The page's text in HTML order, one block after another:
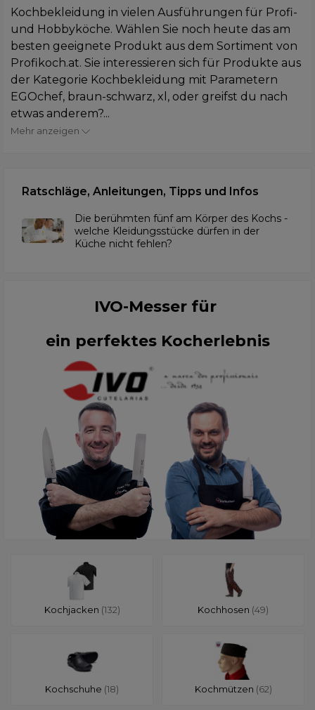
Kochbekleidung in vielen Ausführungen für Profi-
und Hobbyköche. Wählen Sie noch heute das am
besten geeignete Produkt aus dem Sortiment von
Profikoch.at. Sie interessieren sich für Produkte aus
der Kategorie Kochbekleidung mit Parametern
EGOchef, braun-schwarz, xl, oder greifst du nach
etwas anderem?...
Mehr anzeigen
Ratschläge, Anleitungen, Tipps und Infos
Die berühmten fünf am Körper des Kochs -
welche Kleidungsstücke dürfen in der
Küche nicht fehlen?
IVO-Messer für
ein perfektes Kocherlebnis
Kochjacken (132) Kochhosen (49)
Kochschuhe (18) Kochmützen (62)